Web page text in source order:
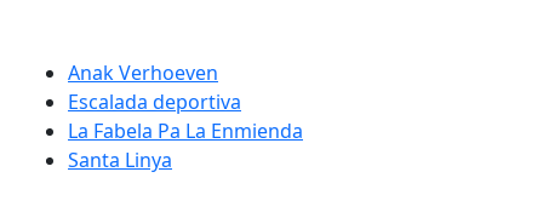
Anak Verhoeven
Escalada deportiva
La Fabela Pa La Enmienda
Santa Linya